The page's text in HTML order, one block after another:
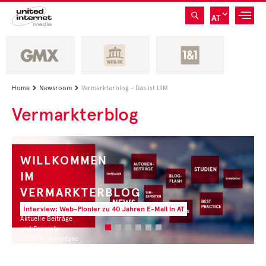
AT
Home  Newsroom  Vermarkterblog - Das ist UIM
Vermarkterblog
WILLKOMMEN
IM
VERMARKTERBLOG
Aktuelle Beiträge
und Formate
• CEO Kommentare
Interview: Web-Pionier zu 40 Jahren E-Mail in AT